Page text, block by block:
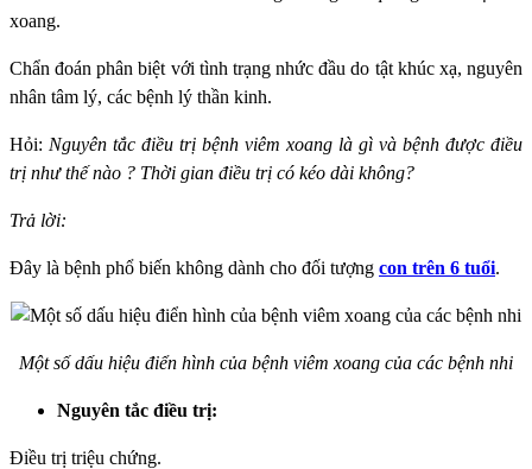
xoang.
Chẩn đoán phân biệt với tình trạng nhức đầu do tật khúc xạ, nguyên
nhân tâm lý, các bệnh lý thần kinh.
Hỏi: Nguyên tắc điều trị bệnh viêm xoang là gì và bệnh được điều
trị như thế nào ? Thời gian điều trị có kéo dài không?
Trả lời:
Đây là bệnh phổ biến không dành cho đối tượng con trên 6 tuổi.
Một số dấu hiệu điển hình của bệnh viêm xoang của các bệnh nhi
Nguyên tắc điều trị:
Điều trị triệu chứng.